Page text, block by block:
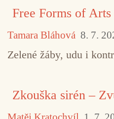
TAGY Ah!Kosmos
Free Forms of Arts
Tamara Bláhová 8. 7.
Zelené žáby, udu i
Zkouška sirén –